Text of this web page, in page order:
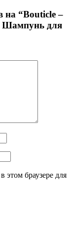
на “Bouticle –
Шампунь для
этом браузере для